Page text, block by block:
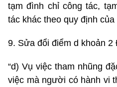
tạm đình chỉ công tác,
tác khác theo quy định của
9. Sửa đổi điểm d khoản
“d) Vụ việc tham nhũng
việc mà người có hành vi